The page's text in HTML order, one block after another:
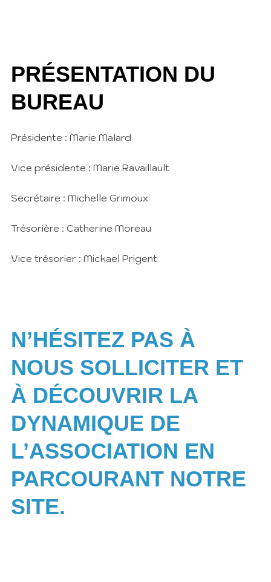
PRÉSENTATION DU
BUREAU
Présidente : Marie Malard
Vice présidente : Marie Ravaillault
Secrétaire : Michelle Grimoux
Trésorière : Catherine Moreau
Vice trésorier : Mickael Prigent
N’HÉSITEZ PAS À
NOUS SOLLICITER ET
À DÉCOUVRIR LA
DYNAMIQUE DE
L’ASSOCIATION EN
PARCOURANT NOTRE
SITE.